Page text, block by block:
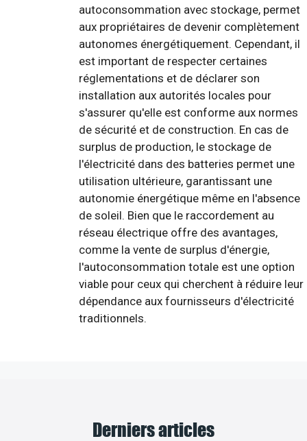
autoconsommation avec stockage, permet
aux propriétaires de devenir complètement
autonomes énergétiquement. Cependant, il
est important de respecter certaines
réglementations et de déclarer son
installation aux autorités locales pour
s'assurer qu'elle est conforme aux normes
de sécurité et de construction. En cas de
surplus de production, le stockage de
l'électricité dans des batteries permet une
utilisation ultérieure, garantissant une
autonomie énergétique même en l'absence
de soleil. Bien que le raccordement au
réseau électrique offre des avantages,
comme la vente de surplus d'énergie,
l'autoconsommation totale est une option
viable pour ceux qui cherchent à réduire leur
dépendance aux fournisseurs d'électricité
traditionnels.
Derniers articles